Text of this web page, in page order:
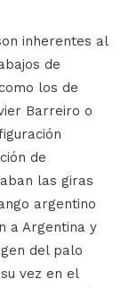
inherentes al
de
los de
Barreiro o
de
las giras
argentino
a Argentina y
del palo
vez en el